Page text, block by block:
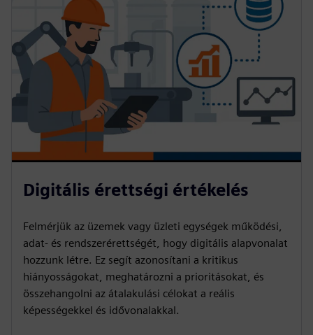
Digitális érettségi értékelés
Felmérjük az üzemek vagy üzleti egységek működési,
adat- és rendszerérettségét, hogy digitális alapvonalat
hozzunk létre. Ez segít azonosítani a kritikus
hiányosságokat, meghatározni a prioritásokat, és
összehangolni az átalakulási célokat a reális
képességekkel és idővonalakkal.